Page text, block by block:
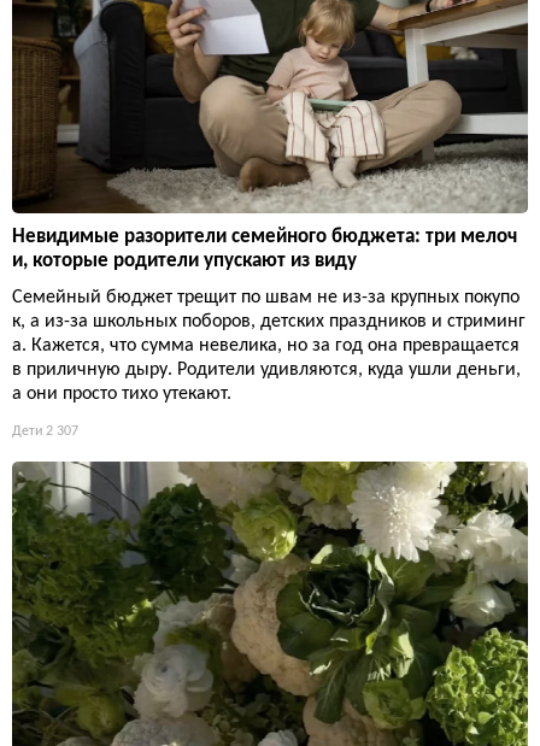
Невидимые разорители семейного бюджета: три мелоч
и, которые родители упускают из виду
Семейный бюджет трещит по швам не из-за крупных покупо
к, а из-за школьных поборов, детских праздников и стриминг
а. Кажется, что сумма невелика, но за год она превращается
в приличную дыру. Родители удивляются, куда ушли деньги,
а они просто тихо утекают.
Дети 2 307